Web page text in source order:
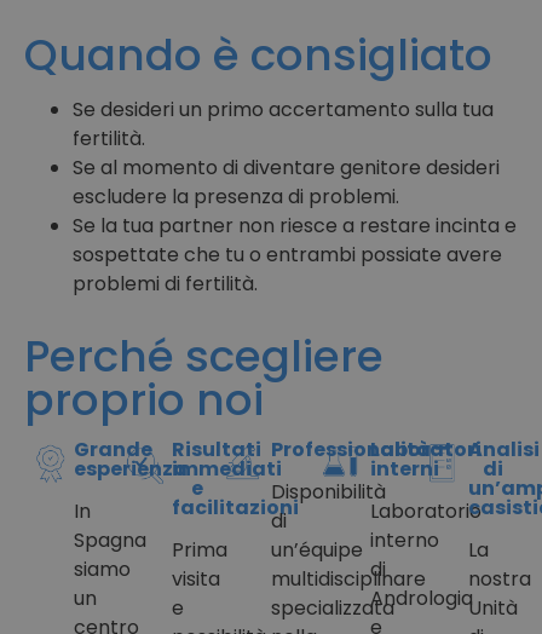
Quando è consigliato
Se desideri un primo accertamento sulla tua
fertilità.
Se al momento di diventare genitore desideri
escludere la presenza di problemi.
Se la tua partner non riesce a restare incinta e
sospettate che tu o entrambi possiate avere
problemi di fertilità.
Perché scegliere
proprio noi
Grande
esperienza
In
Spagna
siamo
un
centro
Risultati
immediati
e
facilitazioni
Prima
visita
e
Professionalità
Disponibilità
di
un’équipe
multidisciplinare
specializzata
Laboratori
interni
Laboratorio
interno
di
Andrologia
e
Analisi
di
La
nostra
Unità